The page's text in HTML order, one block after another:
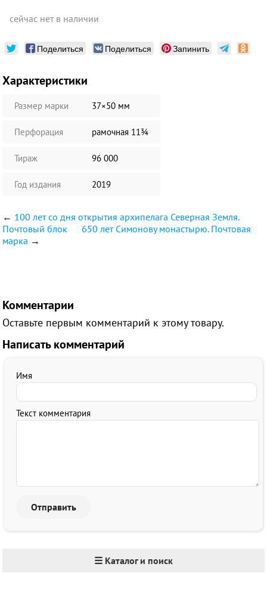
сейчас нет в наличии
Поделиться Поделиться Запинить
Характеристики
Размер марки 37×50 мм
Перфорация рамочная 11¾
Тираж 96 000
Год издания 2019
← 100 лет со дня открытия архипелага Северная Земля.
Почтовый блок
650 лет Симонову монастырю. Почтовая
марка →
Комментарии
Оставьте первым комментарий к этому товару.
Написать комментарий
Имя
Текст комментария
☰ Каталог и поиск